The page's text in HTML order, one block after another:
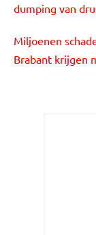
dumping van
Miljoenen
Brabant krijgen